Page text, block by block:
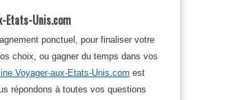
Etats-Unis.com
ponctuel, pour finaliser votre
choix, ou gagner du temps dans vos
Voyager-aux-Etats-Unis.com est
répondons à toutes vos questions